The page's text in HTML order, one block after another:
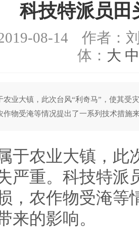
科技特派员田
08-14
作者：
体： 大 中
农业大镇，此次台风“利奇马”，使其受
作物受淹等情况提出了一系列技术措施
农业大镇，此
严重。科技特派
，农作物受淹等
来的影响。